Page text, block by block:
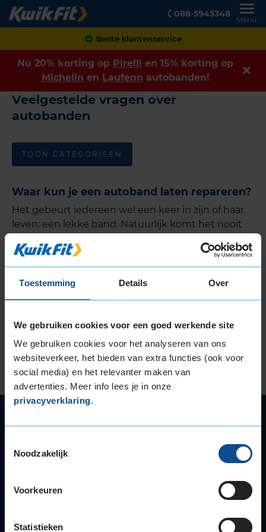
Toestemming Details Over
We gebruiken cookies voor een goed werkende site
We gebruiken cookies voor het analyseren van ons
websiteverkeer, het bieden van extra functies (ook voor
social media) en het relevanter maken van
advertenties. Meer info lees je in onze
privacyverklaring.
Noodzakelijk
Voorkeuren
Statistieken
088-5945348
Menu
Beste klantenservice
Nu 20% korting op Pirelli en 15% korting op
Michelin en Laufenn autobanden!
Veelgestelde vragen over
autobanden
TOON CATEGORIEËN
Waar kun je een autoband laten repareren?
Het gebeurt iedereen wel een keer in zijn of haar
leven: een lekke band. Natuurlijk komt het nooit
maken om je lekke band te laten repareren.
Bandreparatie van binnenuit
Sommige monteurs plakken een autoband met
reparatie anders uit. We halen de band van de velg
en repareren de band van binnenuit.Het
repareren van een band kost €54. Dit is inclusief
de reparatie, balanceren en een nieuw ventiel.
Bandenwissel
Accu
Autoruitschade